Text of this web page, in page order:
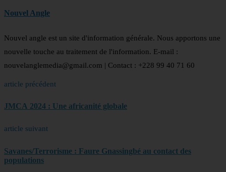
Nouvel Angle
Nouvel angle est un site d'information générale. Nous apportons une
nouvelle touche au traitement de l'information. E-mail :
nouvelanglemedia@gmail.com | Contact : +228 99 40 71 60
article précédent
JMCA 2024 : Une africanité globale
article suivant
Savanes/Terrorisme : Faure Gnassingbé au contact des
populations